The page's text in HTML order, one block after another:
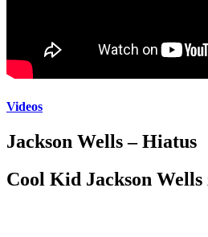
Videos
Jackson Wells – Hiatus
Cool Kid Jackson